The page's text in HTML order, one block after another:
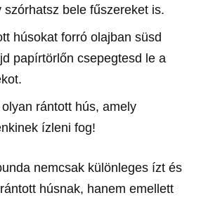
szórhatsz bele fűszereket is.
húsokat forró olajban süsd
papírtörlőn csepegtesd le a
rántott hús, amely
ízleni fog!
nemcsak különleges ízt és
húsnak, hanem emellett